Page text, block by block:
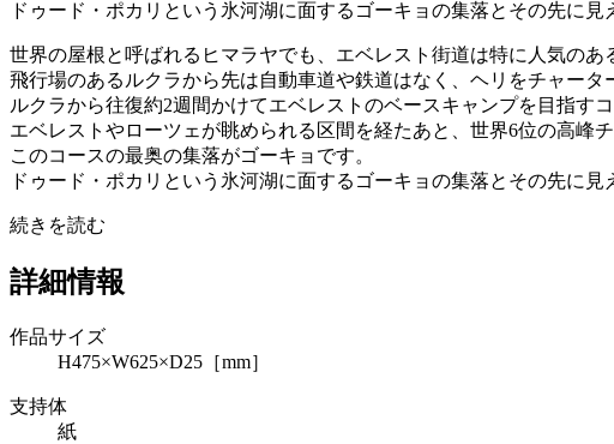
ドゥード・ポカリという氷河湖に面するゴーキョの集落とその先に
世界の屋根と呼ばれるヒマラヤでも、エベレスト街道は特に人気のあ
飛行場のあるルクラから先は自動車道や鉄道はなく、ヘリをチャータ
ルクラから往復約2週間かけてエベレストのベースキャンプを目指す
エベレストやローツェが眺められる区間を経たあと、世界6位の高峰
このコースの最奥の集落がゴーキョです。
ドゥード・ポカリという氷河湖に面するゴーキョの集落とその先に
続きを読む
詳細情報
作品サイズ
H475×W625×D25［mm］
支持体
紙